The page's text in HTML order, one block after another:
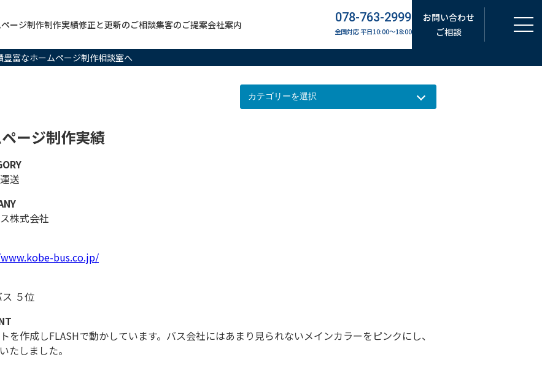
富なホームページ制作相談室へ
ージ制作制作実績修正と更新のご相談集客のご提案会社案内 078-763-2999
全国対応 平日10:00～18:00
お問い合わせ
ご相談
ージ制作実績
送
株式会社
bus.co.jp/
５位
を作成しFLASHで動かしています。 バス会社にはあまり見られないメインカラーをピンクにし、
たしました。